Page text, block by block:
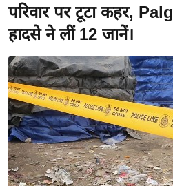
ख
र
रा
ष्ट्री
य
अं
त
र्रा
ष्ट्री
परिवार पर टूटा कहर,
हादसे ने लीं 12 जानें।